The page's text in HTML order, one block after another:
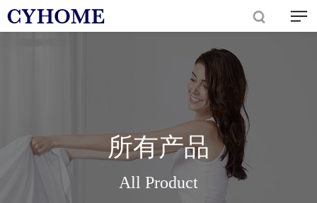
所有产品
All Product